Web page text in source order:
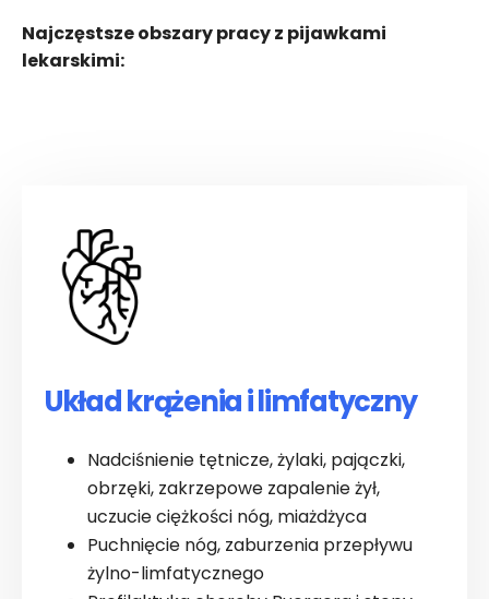
Najczęstsze obszary pracy z pijawkami
lekarskimi:
Układ krążenia i limfatyczny
Nadciśnienie tętnicze, żylaki, pajączki,
obrzęki, zakrzepowe zapalenie żył,
uczucie ciężkości nóg, miażdżyca
Puchnięcie nóg, zaburzenia przepływu
żylno-limfatycznego